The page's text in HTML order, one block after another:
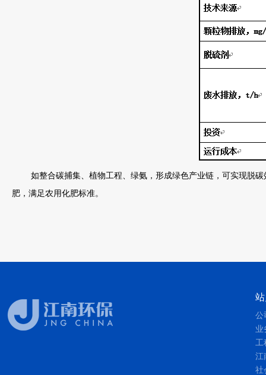
如整合碳捕集、植物工程、绿氨，形成绿色产业链，可实现脱碳
肥，满足农用化肥标准。
公
业
工
江
社